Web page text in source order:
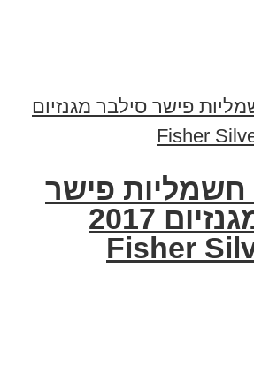
חשמליות פישר
סילבר מגנזיום 2017
Fisher